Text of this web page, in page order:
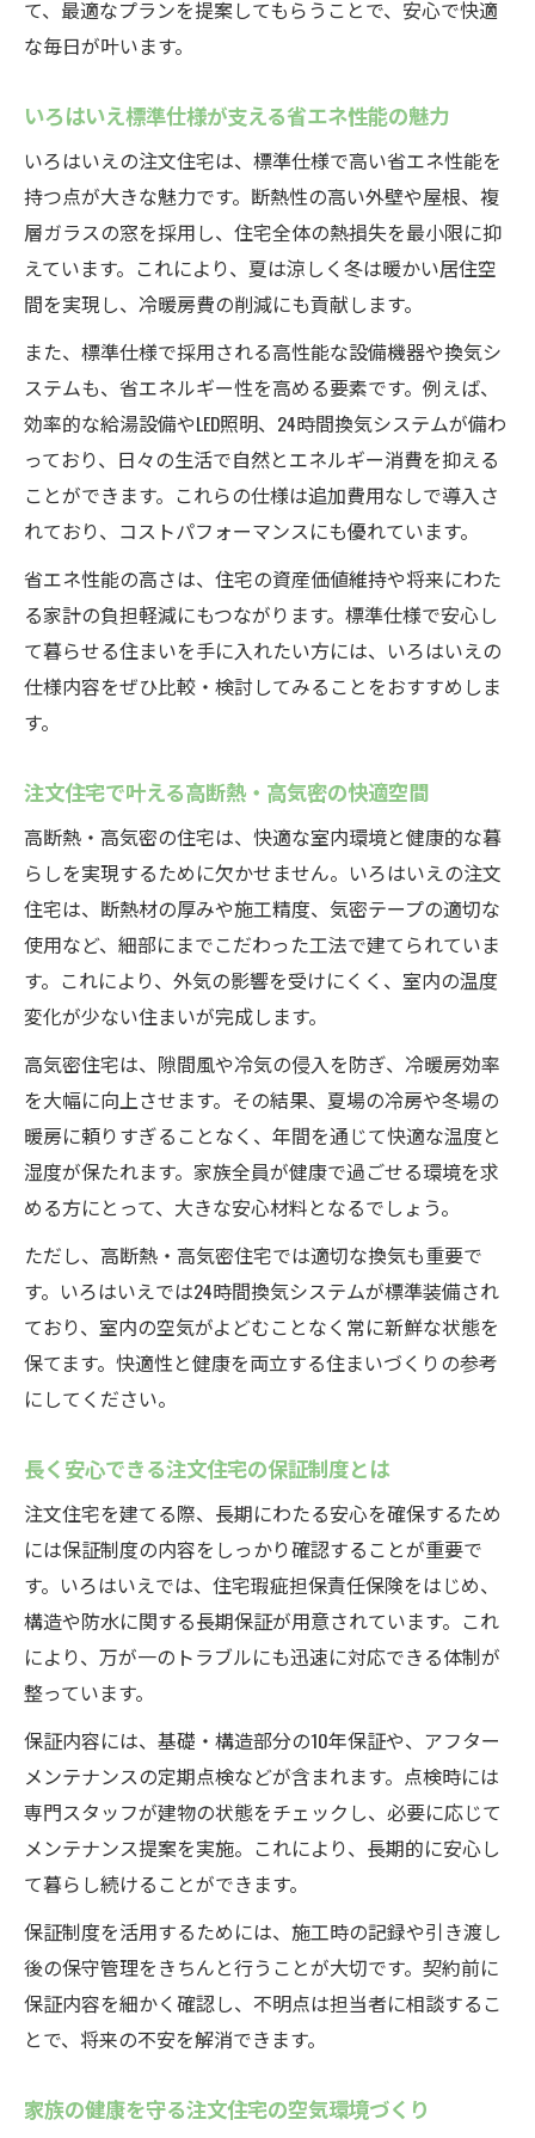
て、最適なプランを提案してもらうことで、安心で快適
な毎日が叶います。
いろはいえ標準仕様が支える省エネ性能の魅力
いろはいえの注文住宅は、標準仕様で高い省エネ性能を
持つ点が大きな魅力です。断熱性の高い外壁や屋根、複
層ガラスの窓を採用し、住宅全体の熱損失を最小限に抑
えています。これにより、夏は涼しく冬は暖かい居住空
間を実現し、冷暖房費の削減にも貢献します。
また、標準仕様で採用される高性能な設備機器や換気シ
ステムも、省エネルギー性を高める要素です。例えば、
効率的な給湯設備やLED照明、24時間換気システムが備わ
っており、日々の生活で自然とエネルギー消費を抑える
ことができます。これらの仕様は追加費用なしで導入さ
れており、コストパフォーマンスにも優れています。
省エネ性能の高さは、住宅の資産価値維持や将来にわた
る家計の負担軽減にもつながります。標準仕様で安心し
て暮らせる住まいを手に入れたい方には、いろはいえの
仕様内容をぜひ比較・検討してみることをおすすめしま
す。
注文住宅で叶える高断熱・高気密の快適空間
高断熱・高気密の住宅は、快適な室内環境と健康的な暮
らしを実現するために欠かせません。いろはいえの注文
住宅は、断熱材の厚みや施工精度、気密テープの適切な
使用など、細部にまでこだわった工法で建てられていま
す。これにより、外気の影響を受けにくく、室内の温度
変化が少ない住まいが完成します。
高気密住宅は、隙間風や冷気の侵入を防ぎ、冷暖房効率
を大幅に向上させます。その結果、夏場の冷房や冬場の
暖房に頼りすぎることなく、年間を通じて快適な温度と
湿度が保たれます。家族全員が健康で過ごせる環境を求
める方にとって、大きな安心材料となるでしょう。
ただし、高断熱・高気密住宅では適切な換気も重要で
す。いろはいえでは24時間換気システムが標準装備され
ており、室内の空気がよどむことなく常に新鮮な状態を
保てます。快適性と健康を両立する住まいづくりの参考
にしてください。
長く安心できる注文住宅の保証制度とは
注文住宅を建てる際、長期にわたる安心を確保するため
には保証制度の内容をしっかり確認することが重要で
す。いろはいえでは、住宅瑕疵担保責任保険をはじめ、
構造や防水に関する長期保証が用意されています。これ
により、万が一のトラブルにも迅速に対応できる体制が
整っています。
保証内容には、基礎・構造部分の10年保証や、アフター
メンテナンスの定期点検などが含まれます。点検時には
専門スタッフが建物の状態をチェックし、必要に応じて
メンテナンス提案を実施。これにより、長期的に安心し
て暮らし続けることができます。
保証制度を活用するためには、施工時の記録や引き渡し
後の保守管理をきちんと行うことが大切です。契約前に
保証内容を細かく確認し、不明点は担当者に相談するこ
とで、将来の不安を解消できます。
家族の健康を守る注文住宅の空気環境づくり